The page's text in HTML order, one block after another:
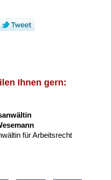
Ihnen gern:
für Arbeitsrecht